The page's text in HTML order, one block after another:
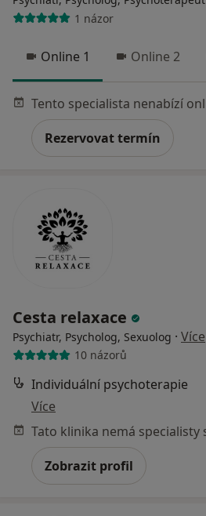
1 názor
Online 1 Online 2
Rezervovat termín
Cesta relaxace
Psychiatr, Psycholog, Sexuolog · Více
10 názorů
Individuální psychoterapie
Více
Zobrazit profil